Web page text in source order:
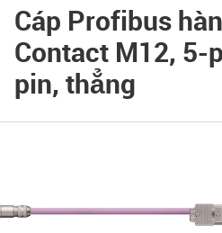
Cáp Profibus
Contact M12, 5-
pin, thẳng